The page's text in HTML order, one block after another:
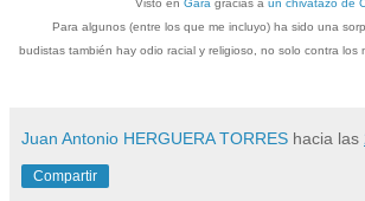
Visto en Gara gracias a un chivatazo de
Para algunos (entre los que me incluyo) ha sido una
budistas también hay odio racial y religioso, no solo contra los
Juan Antonio HERGUERA TORRES hacia las
Compartir